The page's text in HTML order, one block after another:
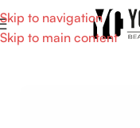
Skip to navigation
Skip to main content